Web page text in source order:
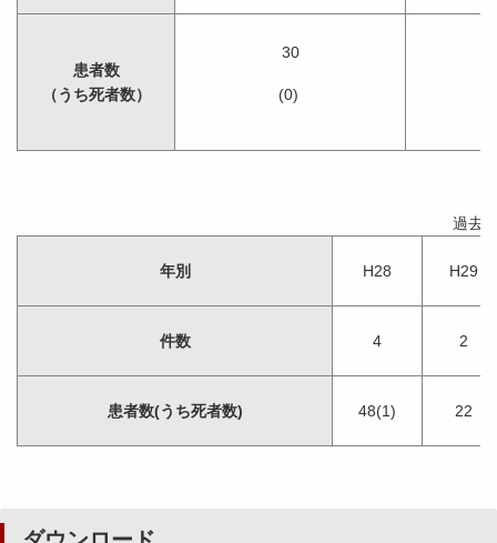
患者数
（うち死者数）
30
(0)
過去
年別 H28 H29
件数 4 2
患者数(うち死者数) 48(1) 22